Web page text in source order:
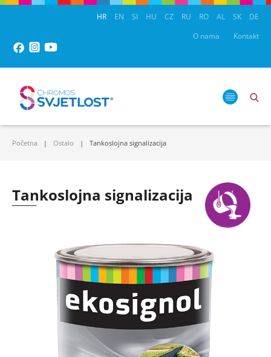
HR EN SI HU CZ RU RO AL SK
DE
O nama
Kontakt
Početna Ostalo Tankoslojna signalizacija
Tankoslojna signalizacija